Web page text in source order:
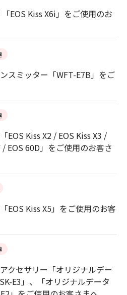
EOS Kiss X6i」をご使用のお
スミッター「WFT-E7B」をご
EOS Kiss X2 / EOS Kiss X3 /
/ EOS 60D」をご使用のお客さ
EOS Kiss X5」をご使用のお客
クセサリー「オリジナルデー
E3」、「オリジナルデータ